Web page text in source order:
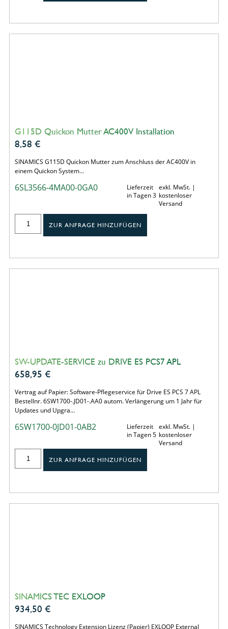
G115D Quickon Mutter AC400V Installation
8,58 €
SINAMICS G115D Quickon Mutter zum Anschluss der AC400V in
einem Quickon System…
6SL3566-4MA00-0GA0
Lieferzeit
in Tagen 3
exkl. MwSt. |
kostenloser
Versand
ZUR ANFRAGE HINZUFÜGEN
SW-UPDATE-SERVICE zu DRIVE ES PCS7 APL
658,95 €
Vertrag auf Papier: Software-Pflegeservice für Drive ES PCS 7 APL
Bestellnr. 6SW1700-.JD01-.AA0 autom. Verlängerung um 1 Jahr für
Updates und Upgra…
6SW1700-0JD01-0AB2
Lieferzeit
in Tagen 5
exkl. MwSt. |
kostenloser
Versand
ZUR ANFRAGE HINZUFÜGEN
SINAMICS TEC EXLOOP
934,50 €
SINAMICS Technology Extension Lizenz (Papier) EXLOOP External